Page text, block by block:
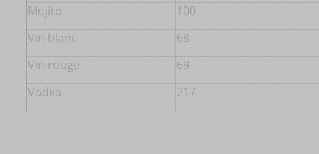
Mojito
100
Vin blanc
68
Vin rouge
69
Vodka
217